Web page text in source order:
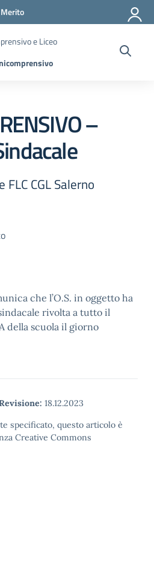
e Liceo
–
CGL Salerno
che l’O.S. in oggetto ha
rivolta a tutto il
della scuola il giorno
18.12.2023
specificato, questo articolo è
Creative Commons